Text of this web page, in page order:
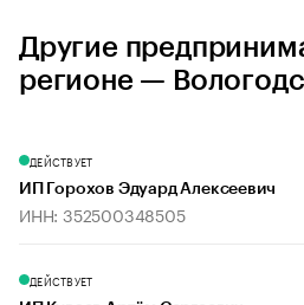
Другие
регионе —
ДЕЙСТВУЕТ
ИП Горохов Эдуард Алексеевич
ИНН: 352500348505
ДЕЙСТВУЕТ